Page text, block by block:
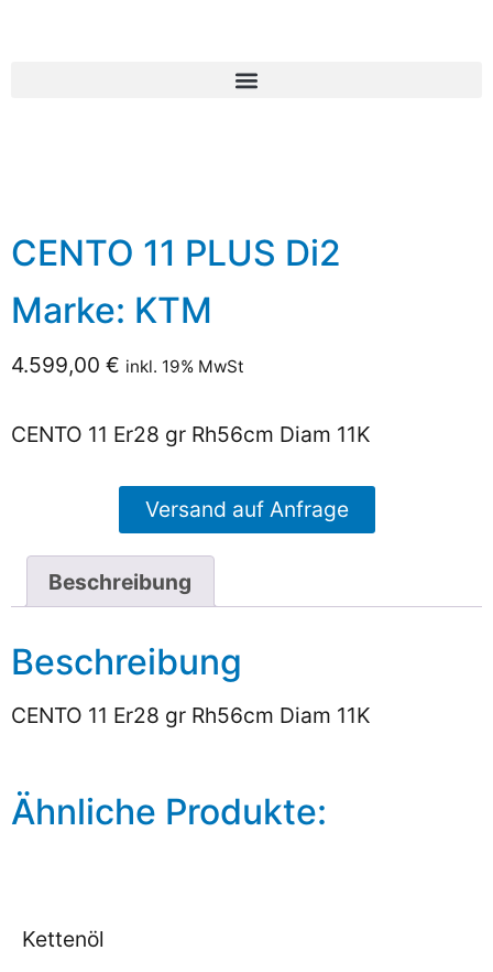
CENTO 11 PLUS Di2
Marke: KTM
4.599,00 € inkl. 19% MwSt
CENTO 11 Er28 gr Rh56cm Diam 11K
Versand auf Anfrage
Beschreibung
Beschreibung
CENTO 11 Er28 gr Rh56cm Diam 11K
Ähnliche Produkte:
Kettenöl